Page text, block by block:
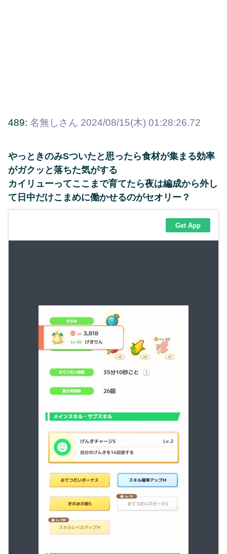
489: 名無しさん 2024/08/15(木) 01:28:26.72
やっときのみSついたと思ったら食材が集まる効率
がガクッと落ちた気がする
カイリューってここまで育てたら夜は編成から外し
て日中だけこまめに働かせるのがセオリー？